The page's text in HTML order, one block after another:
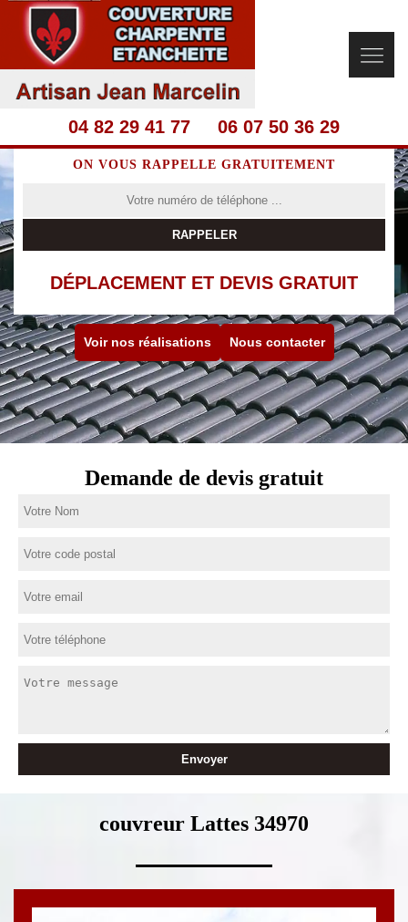
04 82 29 41 77 06 07 50 36 29
ON VOUS RAPPELLE GRATUITEMENT
DÉPLACEMENT ET DEVIS GRATUIT
Voir nos réalisations Nous contacter
Demande de devis gratuit
couvreur Lattes 34970